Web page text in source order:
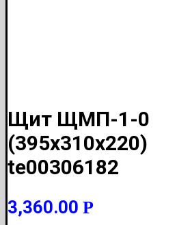
Щит ЩМП-1-0
(395х310х220)
te00306182
3,360.00 Р